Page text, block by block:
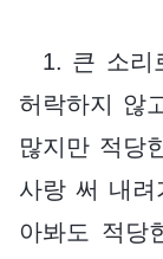
1. 큰 소리
허락하지 않
많지만 적당
사랑 써 내
아봐도 적당